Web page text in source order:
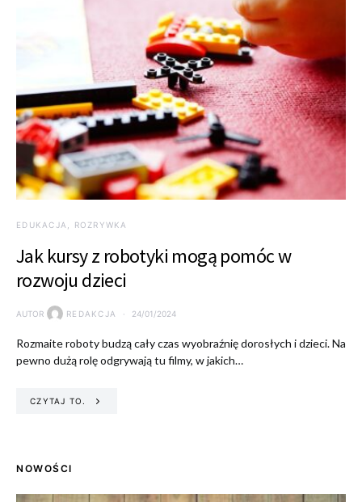
EDUKACJA, ROZRYWKA
Jak kursy z robotyki mogą pomóc w
rozwoju dzieci
AUTOR REDAKCJA 24/01/2024
Rozmaite roboty budzą cały czas wyobraźnię dorosłych i dzieci. Na
pewno dużą rolę odgrywają tu filmy, w jakich…
CZYTAJ TO.
NOWOŚCI